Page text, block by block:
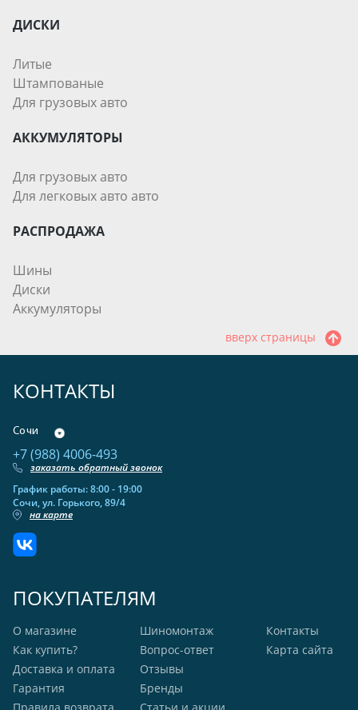
ДИСКИ
Литые
Штампованые
Для грузовых авто
АККУМУЛЯТОРЫ
Для грузовых авто
Для легковых авто авто
РАСПРОДАЖА
Шины
Диски
Аккумуляторы
вверх страницы
КОНТАКТЫ
Сочи
+7 (988) 4006-493
заказать обратный звонок
График работы: 8:00 - 19:00
Сочи, ул. Горького, 89/4
на карте
ПОКУПАТЕЛЯМ
О магазине
Как купить?
Доставка и оплата
Гарантия
Шиномонтаж
Вопрос-ответ
Отзывы
Бренды
Контакты
Карта сайта